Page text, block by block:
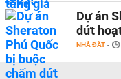
Dự án
dứt
NHÀ ĐẤT -